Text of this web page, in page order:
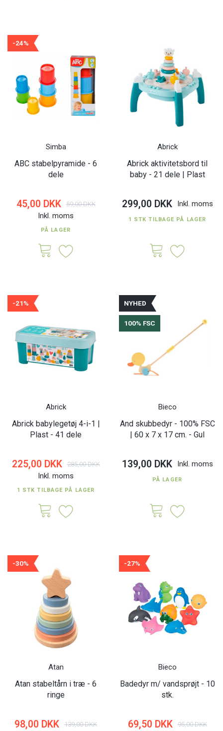
-24%
Simba
ABC stabelpyramide - 6
dele
45,00 DKK 59,00 DKK
Inkl. moms
PÅ LAGER
Abrick
Abrick aktivitetsbord til
baby - 21 dele | Plast
299,00 DKK Inkl. moms
1 STK TILBAGE PÅ LAGER
-21%
Abrick
Abrick babylegetøj 4-i-1 |
Plast - 41 dele
225,00 DKK 285,00 DKK
Inkl. moms
1 STK TILBAGE PÅ LAGER
NYHED
100% FSC
Bieco
And skubbedyr - 100% FSC
| 60 x 7 x 17 cm. - Gul
139,00 DKK Inkl. moms
PÅ LAGER
-30%
Atan
Atan stabeltårn i træ - 6
ringe
98,00 DKK 139,00 DKK
-27%
Bieco
Badedyr m/ vandsprøjt - 10
stk.
69,50 DKK 95,00 DKK